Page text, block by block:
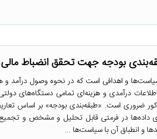
بودجه جهت تحقق انضباط مالی
و اهدافی است که در نحوه وصول درآمد و
درآمدی و هزینه‌ای تمامی دستگاه‌های
ضروری است. «طبقه‌بندی بودجه» بر اساس
داده‌ها در فرمتی قابل تحلیل و مشخص و
و انطباق آن با سیاست‌ها ...